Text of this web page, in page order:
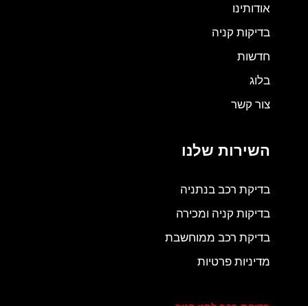
אודותינו
בדיקות קניה
חדשות
בלוג
צור קשר
השירות שלנו
בדיקת רכב בנתניה
בדיקות קניה ומכירה
בדיקת רכב ממוחשבת
מדיניות פרטיות